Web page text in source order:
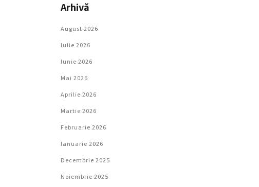
Arhivă
August 2026
Iulie 2026
Iunie 2026
Mai 2026
Aprilie 2026
Martie 2026
Februarie 2026
Ianuarie 2026
Decembrie 2025
Noiembrie 2025